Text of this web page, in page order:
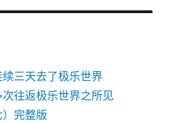
三天去了极乐世界
往返极乐世界之所见
）完整版